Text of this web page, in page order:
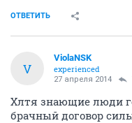
ОТВЕТИТЬ
V
ViolaNSK
experienced
27 апреля 2014
Хлтя знающие люди
брачный договор